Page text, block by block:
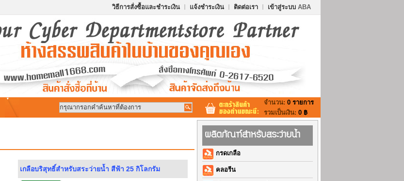
วิธีการสั่งซื้อและชำระเงิน แจ้งชำระเงิน ติดต่อเรา เข้าสู่ระบบ ABA
จำนวน: 0 รายการ
รวมเป็นเงิน: 0 ฿
เกลือบริสุทธิ์สำหรับสระว่ายน้ำ สีฟ้า 25 กิโลกรัม
ผลิตภัณฑ์สำหรับสระว่ายน้ำ
กรดเกลือ
คลอรีน